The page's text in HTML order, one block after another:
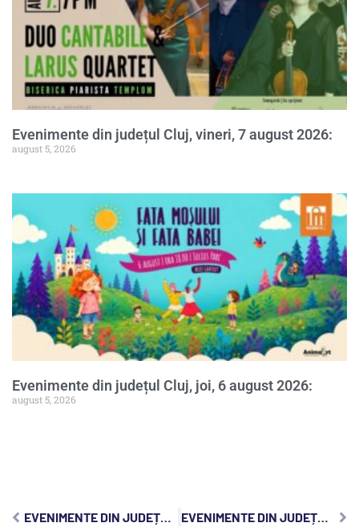
Evenimente din județul Cluj, vineri, 7 august 2026:
august 5, 2026
Evenimente din județul Cluj, joi, 6 august 2026:
august 5, 2026
EVENIMENTE DIN JUDEȚUL CLUJ, MIERCURI, 21 IANUARIE 2026: EVENIMENTE DIN JUDEȚUL CLUJ, VINERI, 23 IANUARIE 2026: